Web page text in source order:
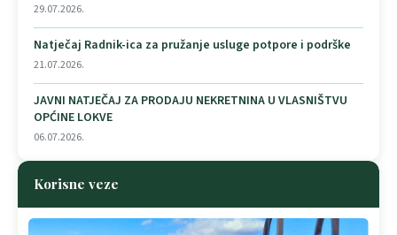
29.07.2026.
Natječaj Radnik-ica za pružanje usluge potpore i podrške
21.07.2026.
JAVNI NATJEČAJ ZA PRODAJU NEKRETNINA U VLASNIŠTVU
OPĆINE LOKVE
06.07.2026.
Korisne veze